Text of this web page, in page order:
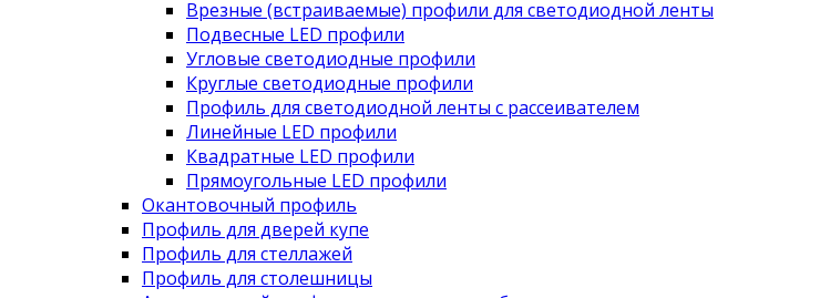
Врезные (встраиваемые) профили для светодиодной ленты
Подвесные LED профили
Угловые светодиодные профили
Круглые светодиодные профили
Профиль для светодиодной ленты с рассеивателем
Линейные LED профили
Квадратные LED профили
Прямоугольные LED профили
Окантовочный профиль
Профиль для дверей купе
Профиль для стеллажей
Профиль для столешницы